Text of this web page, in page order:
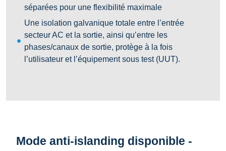
séparées pour une flexibilité maximale
Une isolation galvanique totale entre l’entrée
secteur AC et la sortie, ainsi qu’entre les
phases/canaux de sortie, protège à la fois
l’utilisateur et l’équipement sous test (UUT).
Mode anti-islanding disponible -